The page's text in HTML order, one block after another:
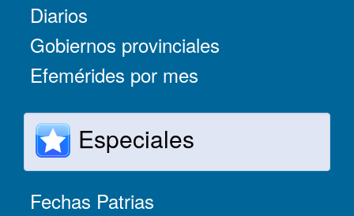
Diarios
Gobiernos provinciales
Efemérides por mes
Especiales
Fechas Patrias